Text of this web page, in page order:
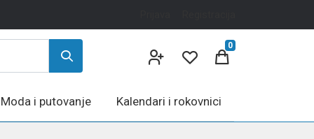
0
Moda i putovanje Kalendari i rokovnici